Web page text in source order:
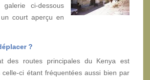
ci-dessous
court aperçu en
?
des routes principales du Kenya est
ci étant fréquentées aussi bien par